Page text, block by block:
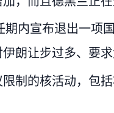
内宣布退出一项
朗让步过多、要
制的核活动，包